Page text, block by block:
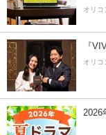
オリコ
『
オリコ
2026